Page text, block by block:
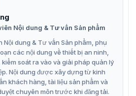
mật mã.
đến 6.
số.
Nội dung & Tư vấn Sản phẩm
Nội dung & Tư vấn Sản phẩm, phụ
các nội dung về thiết bị an ninh,
soát ra vào và giải pháp quản lý
Nội dung được xây dựng từ kinh
khách hàng, tài liệu sản phẩm và
chuyên môn trước khi đăng tải.